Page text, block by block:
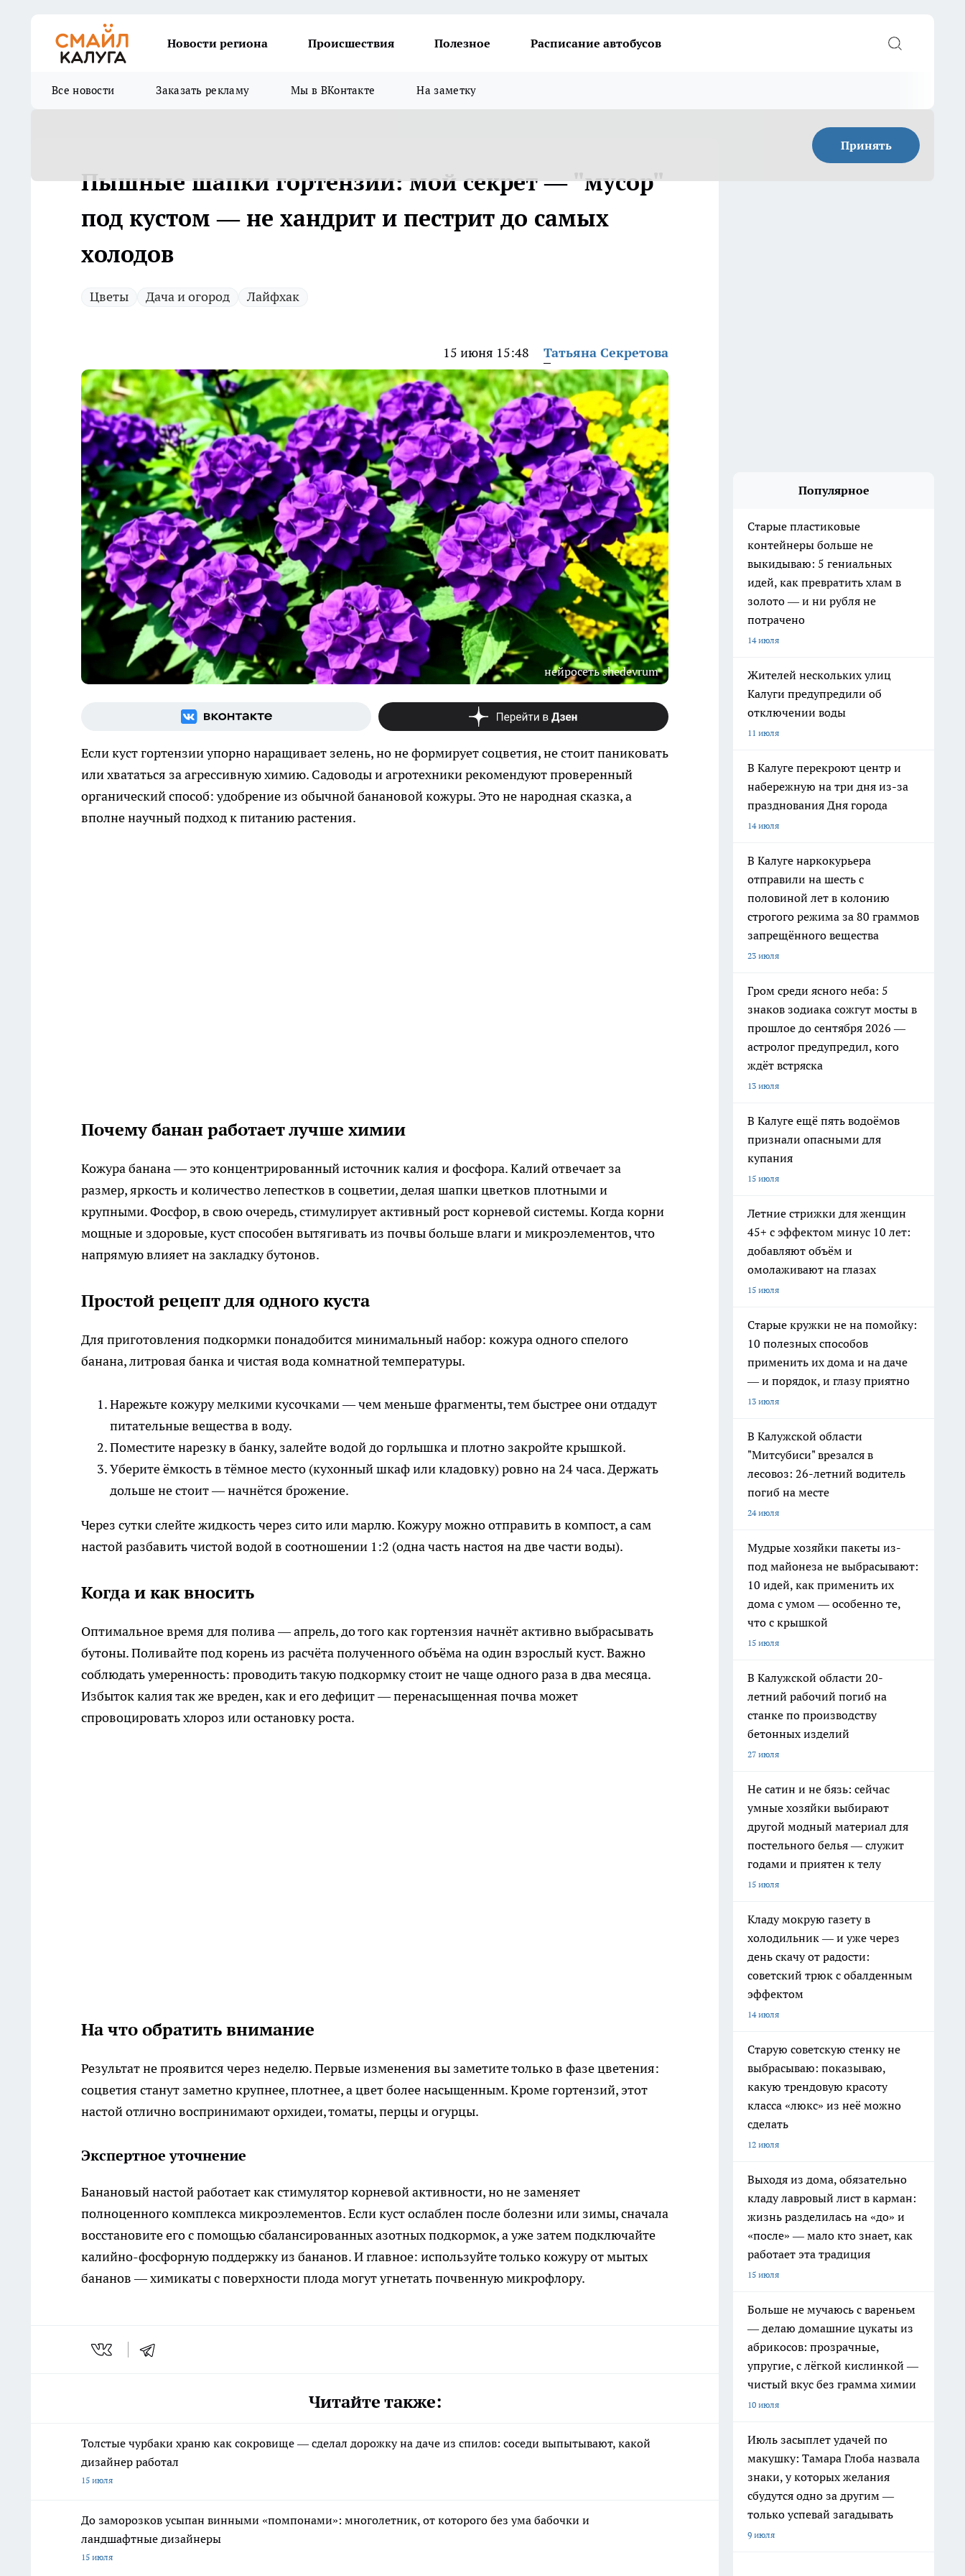
Новости региона Происшествия Полезное Расписание автобусов
Все новости Заказать рекламу Мы в ВКонтакте На заметку
Принять
Пышные шапки гортензии: мой секрет — "мусор"
под кустом — не хандрит и пестрит до самых
холодов
Цветы Дача и огород Лайфхак
15 июня 15:48 Татьяна Секретова
нейросеть shedevrum
Если куст гортензии упорно наращивает зелень, но не формирует соцветия, не стоит паниковать
или хвататься за агрессивную химию. Садоводы и агротехники рекомендуют проверенный
органический способ: удобрение из обычной банановой кожуры. Это не народная сказка, а
вполне научный подход к питанию растения.
Почему банан работает лучше химии
Кожура банана — это концентрированный источник калия и фосфора. Калий отвечает за
размер, яркость и количество лепестков в соцветии, делая шапки цветков плотными и
крупными. Фосфор, в свою очередь, стимулирует активный рост корневой системы. Когда корни
мощные и здоровые, куст способен вытягивать из почвы больше влаги и микроэлементов, что
напрямую влияет на закладку бутонов.
Простой рецепт для одного куста
Для приготовления подкормки понадобится минимальный набор: кожура одного спелого
банана, литровая банка и чистая вода комнатной температуры.
Нарежьте кожуру мелкими кусочками — чем меньше фрагменты, тем быстрее они отдадут
питательные вещества в воду.
Поместите нарезку в банку, залейте водой до горлышка и плотно закройте крышкой.
Уберите ёмкость в тёмное место (кухонный шкаф или кладовку) ровно на 24 часа. Держать
дольше не стоит — начнётся брожение.
Через сутки слейте жидкость через сито или марлю. Кожуру можно отправить в компост, а сам
настой разбавить чистой водой в соотношении 1:2 (одна часть настоя на две части воды).
Когда и как вносить
Оптимальное время для полива — апрель, до того как гортензия начнёт активно выбрасывать
бутоны. Поливайте под корень из расчёта полученного объёма на один взрослый куст. Важно
соблюдать умеренность: проводить такую подкормку стоит не чаще одного раза в два месяца.
Избыток калия так же вреден, как и его дефицит — перенасыщенная почва может
спровоцировать хлороз или остановку роста.
На что обратить внимание
Результат не проявится через неделю. Первые изменения вы заметите только в фазе цветения:
соцветия станут заметно крупнее, плотнее, а цвет более насыщенным. Кроме гортензий, этот
настой отлично воспринимают орхидеи, томаты, перцы и огурцы.
Экспертное уточнение
Банановый настой работает как стимулятор корневой активности, но не заменяет
полноценного комплекса микроэлементов. Если куст ослаблен после болезни или зимы, сначала
восстановите его с помощью сбалансированных азотных подкормок, а уже затем подключайте
калийно-фосфорную поддержку из бананов. И главное: используйте только кожуру от мытых
бананов — химикаты с поверхности плода могут угнетать почвенную микрофлору.
Читайте также:
Толстые чурбаки храню как сокровище — сделал дорожку на даче из спилов: соседи выпытывают, какой
дизайнер работал
15 июля
До заморозков усыпан винными «помпонами»: многолетник, от которого без ума бабочки и
ландшафтные дизайнеры
15 июля
Популярное
Старые пластиковые
контейнеры больше не
выкидываю: 5 гениальных
идей, как превратить хлам в
золото — и ни рубля не
потрачено
14 июля
Жителей нескольких улиц
Калуги предупредили об
отключении воды
11 июля
В Калуге перекроют центр и
набережную на три дня из-за
празднования Дня города
14 июля
В Калуге наркокурьера
отправили на шесть с
половиной лет в колонию
строгого режима за 80 граммов
запрещённого вещества
23 июля
Гром среди ясного неба: 5
знаков зодиака сожгут мосты в
прошлое до сентября 2026 —
астролог предупредил, кого
ждёт встряска
13 июля
В Калуге ещё пять водоёмов
признали опасными для
купания
15 июля
Летние стрижки для женщин
45+ с эффектом минус 10 лет:
добавляют объём и
омолаживают на глазах
15 июля
Старые кружки не на помойку:
10 полезных способов
применить их дома и на даче
— и порядок, и глазу приятно
13 июля
В Калужской области
"Митсубиси" врезался в
лесовоз: 26-летний водитель
погиб на месте
24 июля
Мудрые хозяйки пакеты из-
под майонеза не выбрасывают:
10 идей, как применить их
дома с умом — особенно те,
что с крышкой
15 июля
В Калужской области 20-
летний рабочий погиб на
станке по производству
бетонных изделий
27 июля
Не сатин и не бязь: сейчас
умные хозяйки выбирают
другой модный материал для
постельного белья — служит
годами и приятен к телу
15 июля
Кладу мокрую газету в
холодильник — и уже через
день скачу от радости:
советский трюк с обалденным
эффектом
14 июля
Старую советскую стенку не
выбрасываю: показываю,
какую трендовую красоту
класса «люкс» из неё можно
сделать
12 июля
Выходя из дома, обязательно
кладу лавровый лист в карман:
жизнь разделилась на «до» и
«после» — мало кто знает, как
работает эта традиция
15 июля
Больше не мучаюсь с вареньем
— делаю домашние цукаты из
абрикосов: прозрачные,
упругие, с лёгкой кислинкой —
чистый вкус без грамма химии
10 июля
Июль засыплет удачей по
макушку: Тамара Глоба назвала
знаки, у которых желания
сбудутся одно за другим —
только успевай загадывать
9 июля